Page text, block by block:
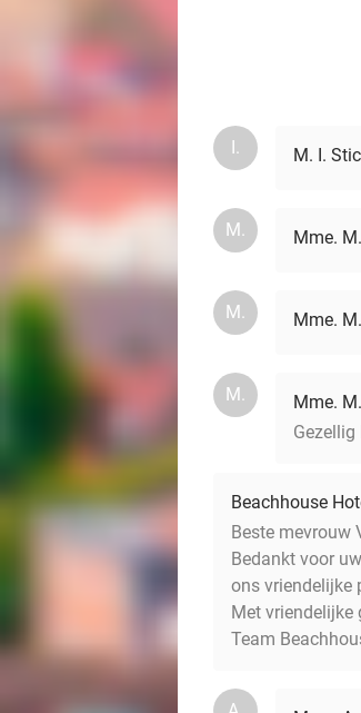
I. M. I.
M. Mme.
M. Mme.
M.
Mme.
Beachhouse
Beste mevrouw
Bedankt voor
ons vriendelijke
Met vriendelijke
Team